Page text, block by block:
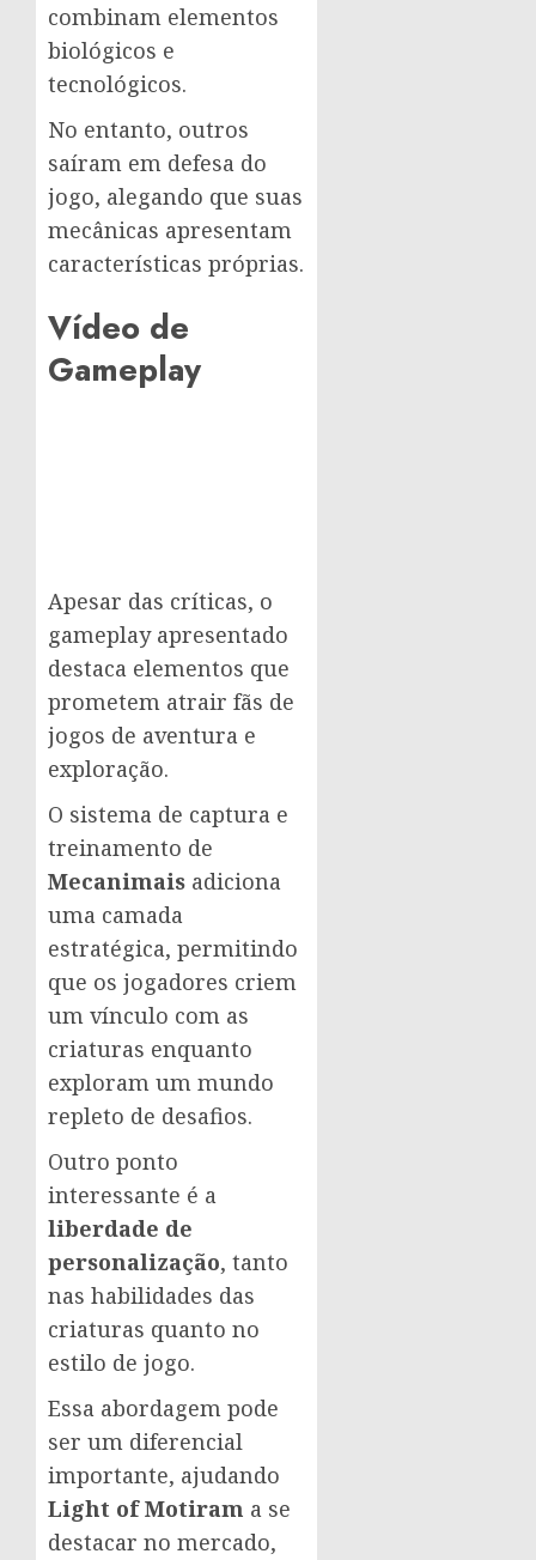
combinam elementos
biológicos e
tecnológicos.
No entanto, outros
saíram em defesa do
jogo, alegando que suas
mecânicas apresentam
características próprias.
Vídeo de
Gameplay
Apesar das críticas, o
gameplay apresentado
destaca elementos que
prometem atrair fãs de
jogos de aventura e
exploração.
O sistema de captura e
treinamento de
Mecanimais adiciona
uma camada
estratégica, permitindo
que os jogadores criem
um vínculo com as
criaturas enquanto
exploram um mundo
repleto de desafios.
Outro ponto
interessante é a
liberdade de
personalização, tanto
nas habilidades das
criaturas quanto no
estilo de jogo.
Essa abordagem pode
ser um diferencial
importante, ajudando
Light of Motiram a se
destacar no mercado,